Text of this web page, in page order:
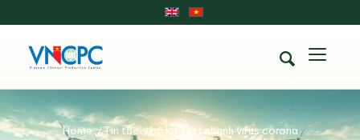
Home /Tin tức /bộ kit test nhanh virus corona